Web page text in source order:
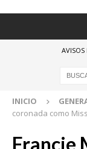
AVISOS
INICIO
coronada como
Francie